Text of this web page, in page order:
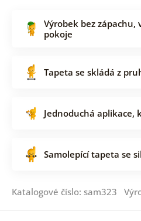
Výrobek bez
pokoje
Tapeta se skládá z
Jednoduchá aplikace,
Samolepící tapeta se
Katalogové číslo: sam323